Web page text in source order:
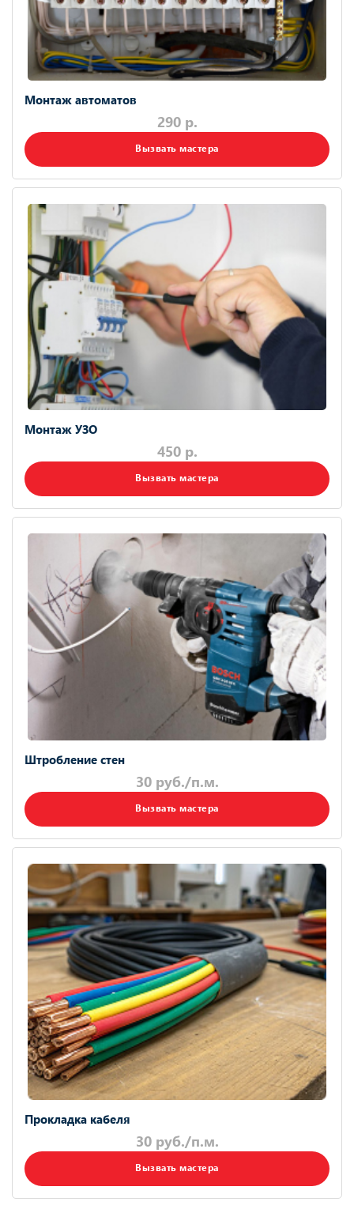
Монтаж автоматов
290 р.
Вызвать мастера
Монтаж УЗО
450 р.
Вызвать мастера
Штробление стен
30 руб./п.м.
Вызвать мастера
Прокладка кабеля
30 руб./п.м.
Вызвать мастера